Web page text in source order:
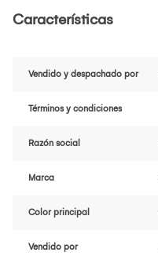
Características
Vendido y despachado por
Términos y condiciones
Razón social
Marca
Color principal
Vendido por